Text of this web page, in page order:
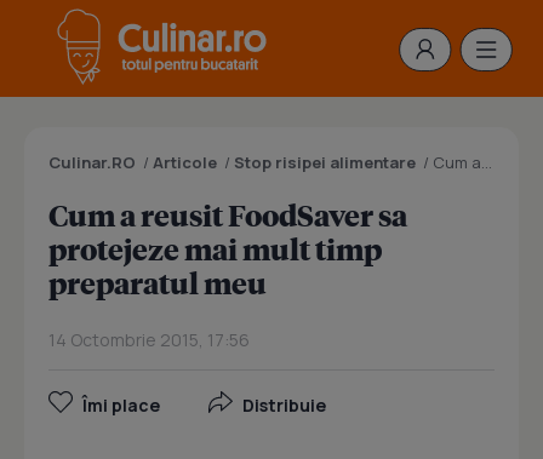
Culinar.RO / Articole / Stop risipei alimentare / Cum a reusit FoodSaver sa protejeze mai mult timp preparatul meu
Cum a reusit FoodSaver sa
protejeze mai mult timp
preparatul meu
14 Octombrie 2015, 17:56
Îmi place Distribuie